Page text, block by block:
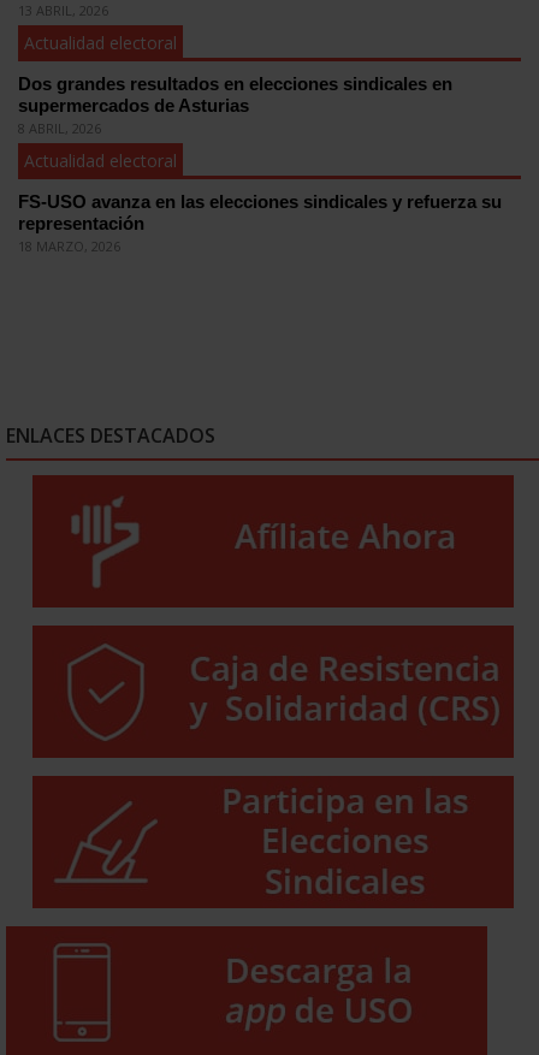
13 ABRIL, 2026
Actualidad electoral
Dos grandes resultados en elecciones sindicales en
supermercados de Asturias
8 ABRIL, 2026
Actualidad electoral
FS-USO avanza en las elecciones sindicales y refuerza su
representación
18 MARZO, 2026
ENLACES DESTACADOS